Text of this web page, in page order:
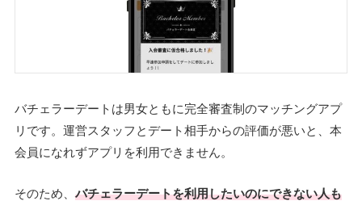
バチェラーデートは男女ともに完全審査制のマッチングアプ
リです。運営スタッフとデート相手からの評価が悪いと、本
会員になれずアプリを利用できません。
そのため、 バチェラーデートを利用したいのにできない人も